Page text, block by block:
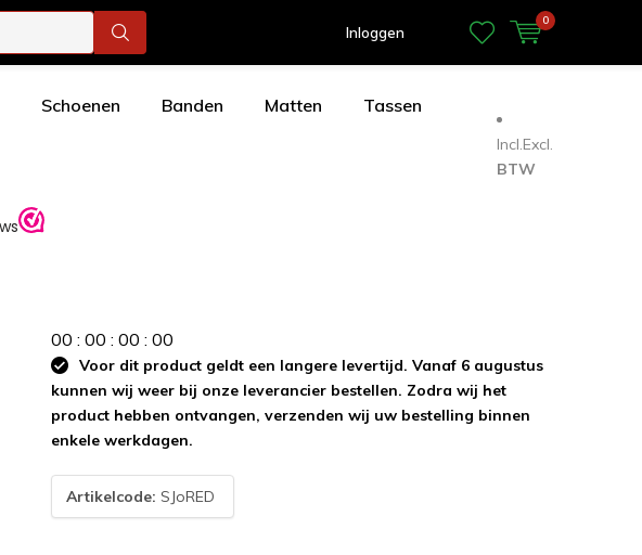
Inloggen
0
Schoenen Banden Matten Tassen
Incl.Excl.
BTW
00 :00 :00 :00
Voor dit product geldt een langere levertijd. Vanaf 6 augustus
kunnen wij weer bij onze leverancier bestellen. Zodra wij het
product hebben ontvangen, verzenden wij uw bestelling binnen
enkele werkdagen.
Artikelcode: SJoRED